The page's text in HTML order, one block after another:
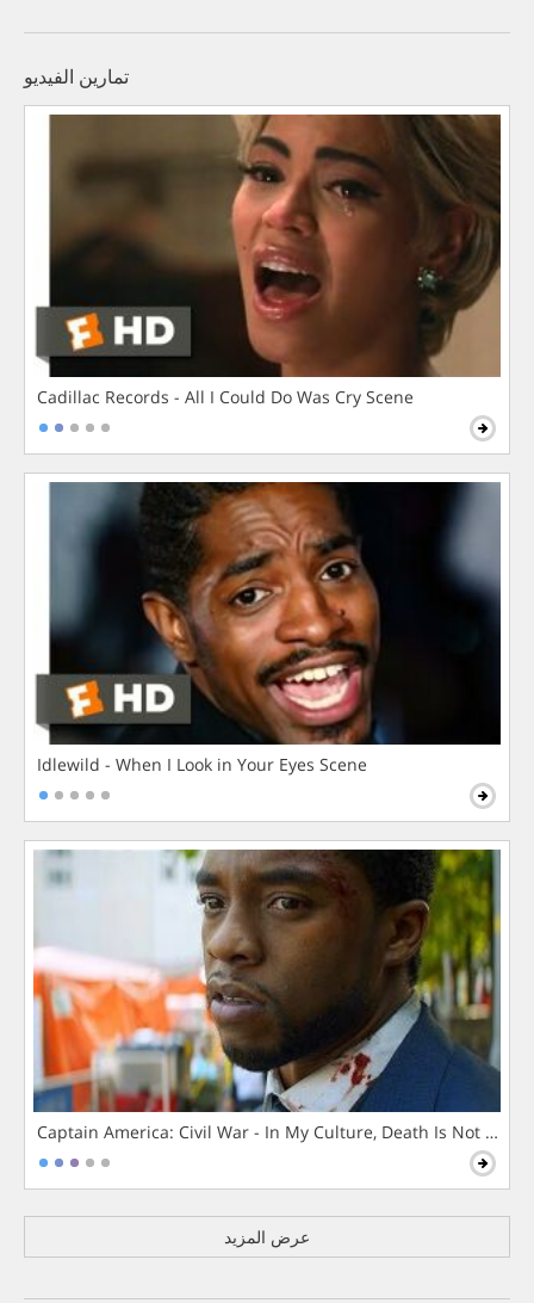
تمارين الفيديو
Cadillac Records - All I Could Do Was Cry Scene
Idlewild - When I Look in Your Eyes Scene
Captain America: Civil War - In My Culture, Death Is Not The
عرض المزيد